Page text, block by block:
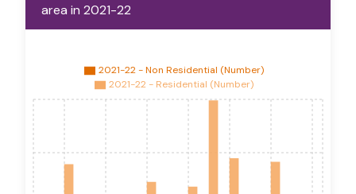
area in 2021-22
2021-22 - Non Residential (Number)
2021-22 - Residential (Number)